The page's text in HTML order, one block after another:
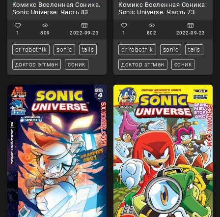
Комикс Вселенная Соника.
Sonic Universe. Часть 83
1 809 2022-09-23
dr robotnik sonic tails
доктор эггман соник
Комикс Вселенная Соника.
Sonic Universe. Часть 73
1 802 2022-09-23
dr robotnik sonic tails
доктор эггман соник